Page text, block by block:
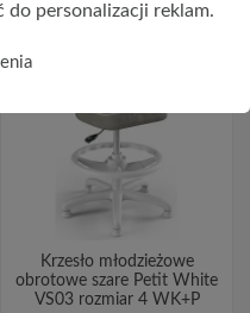
Krzesło młodzieżowe
obrotowe szare Petit White
VS03 rozmiar 4 WK+P
do personalizacji reklam.